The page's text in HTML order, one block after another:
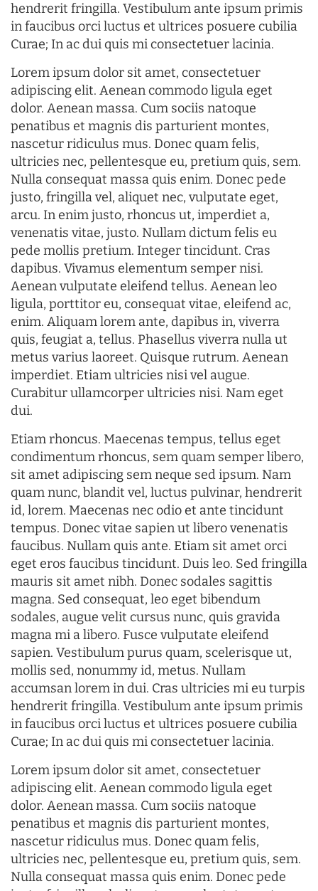
hendrerit fringilla. Vestibulum ante ipsum primis
in faucibus orci luctus et ultrices posuere cubilia
Curae; In ac dui quis mi consectetuer lacinia.
Lorem ipsum dolor sit amet, consectetuer
adipiscing elit. Aenean commodo ligula eget
dolor. Aenean massa. Cum sociis natoque
penatibus et magnis dis parturient montes,
nascetur ridiculus mus. Donec quam felis,
ultricies nec, pellentesque eu, pretium quis, sem.
Nulla consequat massa quis enim. Donec pede
justo, fringilla vel, aliquet nec, vulputate eget,
arcu. In enim justo, rhoncus ut, imperdiet a,
venenatis vitae, justo. Nullam dictum felis eu
pede mollis pretium. Integer tincidunt. Cras
dapibus. Vivamus elementum semper nisi.
Aenean vulputate eleifend tellus. Aenean leo
ligula, porttitor eu, consequat vitae, eleifend ac,
enim. Aliquam lorem ante, dapibus in, viverra
quis, feugiat a, tellus. Phasellus viverra nulla ut
metus varius laoreet. Quisque rutrum. Aenean
imperdiet. Etiam ultricies nisi vel augue.
Curabitur ullamcorper ultricies nisi. Nam eget
dui.
Etiam rhoncus. Maecenas tempus, tellus eget
condimentum rhoncus, sem quam semper libero,
sit amet adipiscing sem neque sed ipsum. Nam
quam nunc, blandit vel, luctus pulvinar, hendrerit
id, lorem. Maecenas nec odio et ante tincidunt
tempus. Donec vitae sapien ut libero venenatis
faucibus. Nullam quis ante. Etiam sit amet orci
eget eros faucibus tincidunt. Duis leo. Sed fringilla
mauris sit amet nibh. Donec sodales sagittis
magna. Sed consequat, leo eget bibendum
sodales, augue velit cursus nunc, quis gravida
magna mi a libero. Fusce vulputate eleifend
sapien. Vestibulum purus quam, scelerisque ut,
mollis sed, nonummy id, metus. Nullam
accumsan lorem in dui. Cras ultricies mi eu turpis
hendrerit fringilla. Vestibulum ante ipsum primis
in faucibus orci luctus et ultrices posuere cubilia
Curae; In ac dui quis mi consectetuer lacinia.
Lorem ipsum dolor sit amet, consectetuer
adipiscing elit. Aenean commodo ligula eget
dolor. Aenean massa. Cum sociis natoque
penatibus et magnis dis parturient montes,
nascetur ridiculus mus. Donec quam felis,
ultricies nec, pellentesque eu, pretium quis, sem.
Nulla consequat massa quis enim. Donec pede